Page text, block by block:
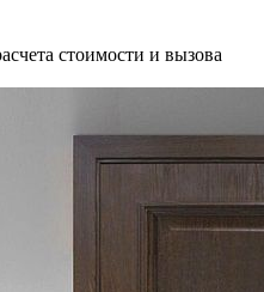
стоимости и вызова